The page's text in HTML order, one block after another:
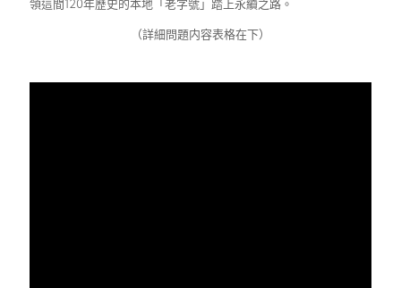
領這間120年歷史的本地「老字號」踏上永續之路。
（詳細問題内容表格在下）